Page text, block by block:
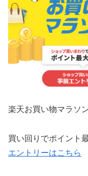
楽天お買い物マラソ
買い回りでポイント
エントリーはこちら